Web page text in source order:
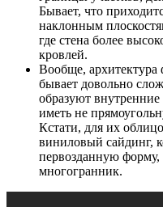
Бывает, что
наклонным
где стена более
кровлей.
Вообще, архитектура
бывает довольно
образуют
иметь не
Кстати, для их
виниловый сайдинг,
первозданную
многогранник.